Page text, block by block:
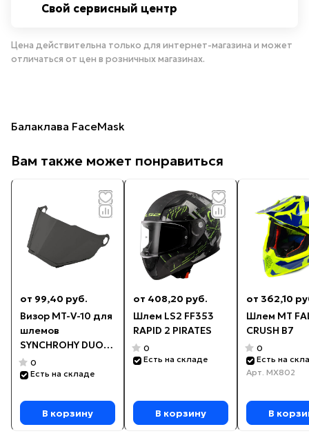
Свой сервисный центр
Цена действительна только для интернет-магазина и может
отличаться от цен в розничных магазинах.
Балаклава FaceMask
Вам также может понравиться
от 99,40 руб.
Визор MT-V-10 для
шлемов
SYNCHROHY DUO
SPORT
0
Есть на складе
В корзину
от 408,20 руб.
Шлем LS2 FF353
RAPID 2 PIRATES
0
Есть на складе
В корзину
от 362,10
Шлем MT
CRUSH B7
0
Есть на
Арт. MX802
В